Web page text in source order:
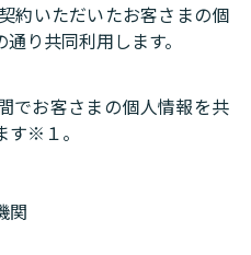
約いただいたお客さまの個
り共同利用します。
でお客さまの個人情報を共
す※１。
関